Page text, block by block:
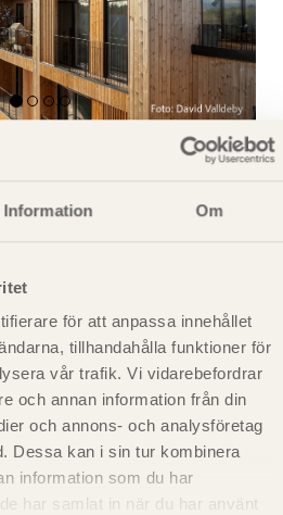
Information Om
för att anpassa innehållet
tillhandahålla funktioner för
vår trafik. Vi vidarebefordrar
och annan information från din
och annons- och analysföretag
Dessa kan i sin tur kombinera
information som du har
har samlat in när du har använt
och deras unika
Träs